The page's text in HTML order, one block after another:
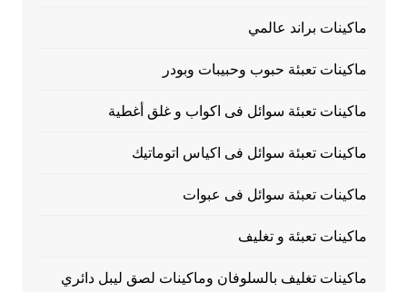
ماكينات براند عالمي
ماكينات تعبئة حبوب وحبيبات وبودر
ماكينات تعبئة سوائل فى اكواب و غلق أغطية
ماكينات تعبئة سوائل فى اكياس اتوماتيك
ماكينات تعبئة سوائل فى عبوات
ماكينات تعبئة و تغليف
ماكينات تغليف بالسلوفان وماكينات لصق ليبل دائري